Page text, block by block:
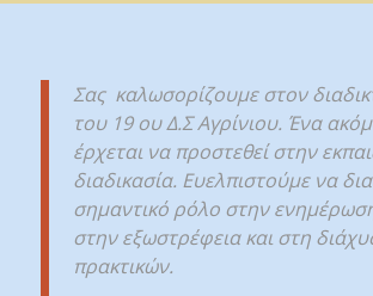
Σας καλωσορίζουμε στον
του 19 ου Δ.Σ Αγρίνιου. Ένα
έρχεται να προστεθεί στην
διαδικασία. Ευελπιστούμε να
σημαντικό ρόλο στην
στην εξωστρέφεια και στη
πρακτικών.